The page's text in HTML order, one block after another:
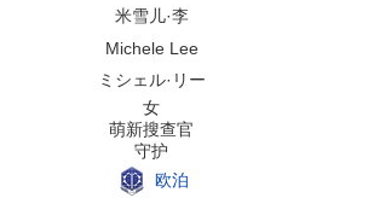
米雪儿·李
Michele Lee
ミシェル·リー
女
萌新搜查官
守护
欧泊